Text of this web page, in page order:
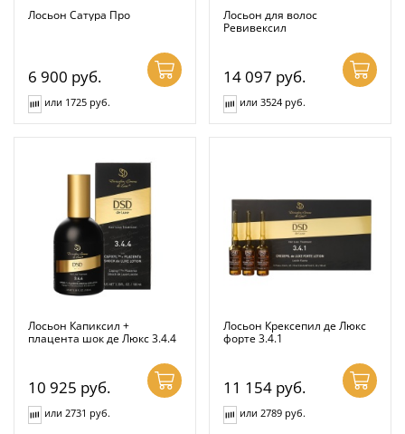
Лосьон Сатура Про
6 900 руб.
или 1725 руб.
Лосьон для волос
Ревивексил
14 097 руб.
или 3524 руб.
Лосьон Капиксил +
плацента шок де Люкс 3.4.4
10 925 руб.
или 2731 руб.
Лосьон Крексепил де Люкс
форте 3.4.1
11 154 руб.
или 2789 руб.